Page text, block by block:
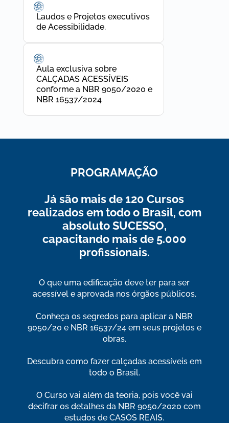
Laudos e Projetos executivos
de Acessibilidade.
Aula exclusiva sobre
CALÇADAS ACESSÍVEIS
conforme a NBR 9050/2020 e
NBR 16537/2024
PROGRAMAÇÃO
Já são mais de 120 Cursos
realizados em todo o Brasil, com
absoluto SUCESSO,
capacitando mais de 5.000
profissionais.
O que uma edificação deve ter para ser
acessível e aprovada nos órgãos públicos.
Conheça os segredos para aplicar a NBR
9050/20 e NBR 16537/24 em seus projetos e
obras.
Descubra como fazer calçadas acessíveis em
todo o Brasil.
O Curso vai além da teoria, pois você vai
decifrar os detalhes da NBR 9050/2020 com
estudos de CASOS REAIS.